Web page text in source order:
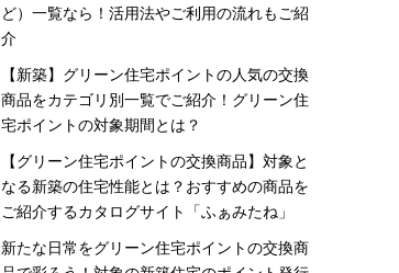
ど）一覧なら！活用法やご利用の流れもご紹
介
【新築】グリーン住宅ポイントの人気の交換
商品をカテゴリ別一覧でご紹介！グリーン住
宅ポイントの対象期間とは？
【グリーン住宅ポイントの交換商品】対象と
なる新築の住宅性能とは？おすすめの商品を
ご紹介するカタログサイト「ふぁみたね」
新たな日常をグリーン住宅ポイントの交換商